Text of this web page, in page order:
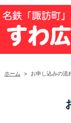
ホーム > お申し込みの流